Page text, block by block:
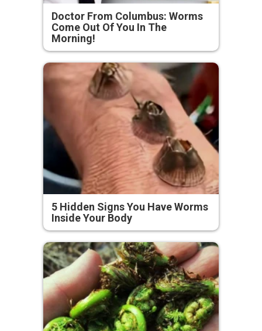
Doctor From Columbus: Worms
Come Out Of You In The
Morning!
5 Hidden Signs You Have Worms
Inside Your Body